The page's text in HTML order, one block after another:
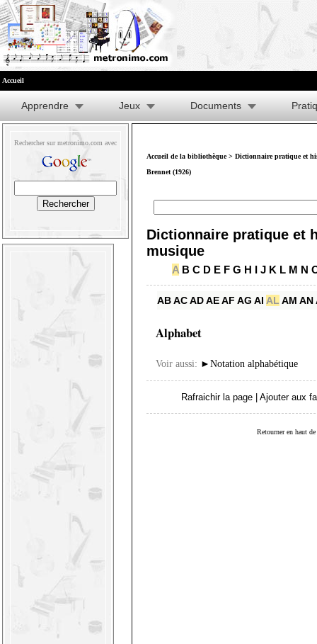
Accueil
Apprendre Jeux Documents
Rechercher sur metronimo.com avec
Accueil de la bibliothèque> Dictionnaire pratique et
Brennet (1926)
Dictionnaire pratique et
musique
A B C D E F G H I J K L M N
ABACADAEAF AG AI AL AM AN
Alphabet
Voir aussi: ► Notation alphabétique
Rafraichir la page Ajouter aux
Retourner en haut de